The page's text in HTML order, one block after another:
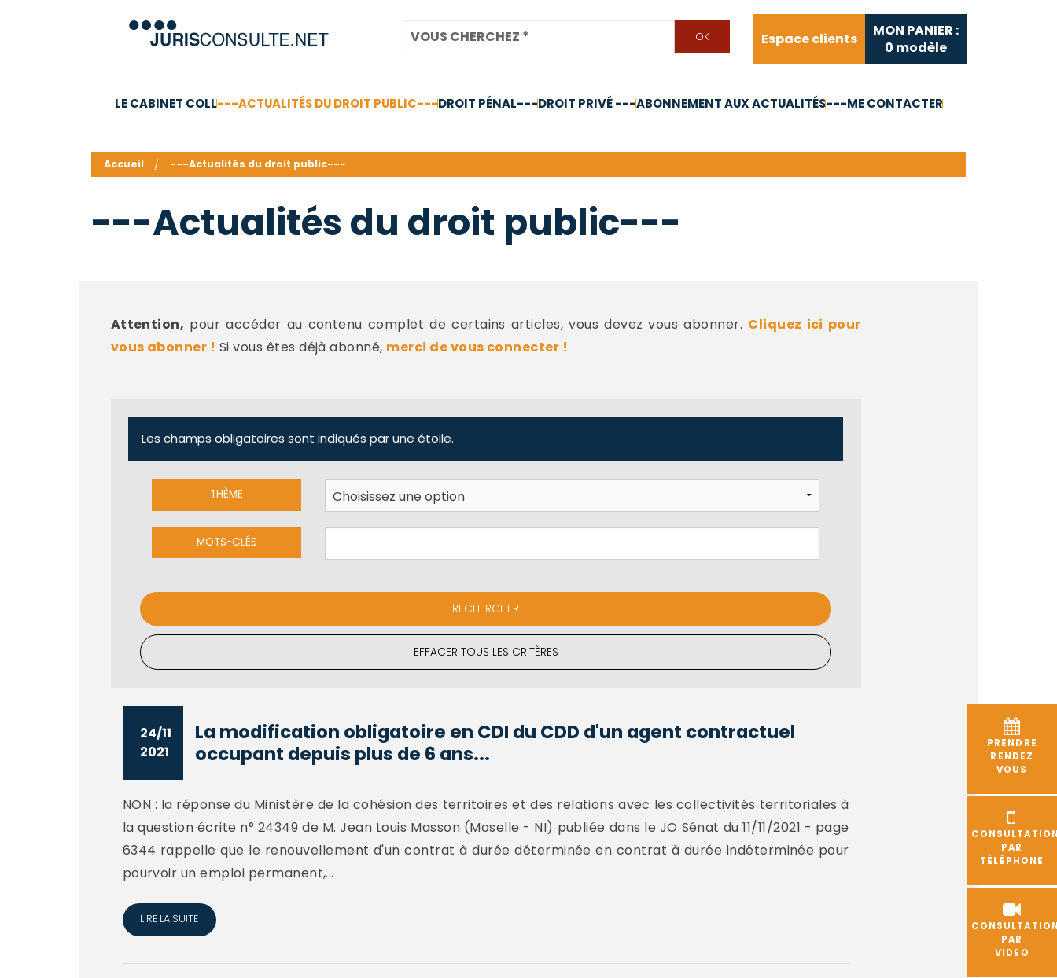
Espace clients
MON PANIER :
0 modèle
LE CABINET COLL---ACTUALITÉS DU DROIT PUBLIC---DROIT PÉNAL---DROIT PRIVÉ ---ABONNEMENT AUX ACTUALITÉS---ME CONTACTER
PRENDRE
RENDEZ
VOUS
PAR
TÉLÉPHONE
PAR
VIDEO
Accueil ---Actualités du droit public---
---Actualités du droit public---
Attention, pour accéder au contenu complet de certains articles, vous devez vous abonner. Cliquez ici pour
vous abonner ! Si vous êtes déjà abonné, merci de vous connecter !
Les champs obligatoires sont indiqués par une étoile.
THÈME
MOTS-CLÉS
EFFACER TOUS LES CRITÈRES
24/11
2021
La modification obligatoire en CDI du CDD d'un agent contractuel
occupant depuis plus de 6 ans...
NON : la réponse du Ministère de la cohésion des territoires et des relations avec les collectivités territoriales à
la question écrite n° 24349 de M. Jean Louis Masson (Moselle - NI) publiée dans le JO Sénat du 11/11/2021 - page
6344 rappelle que le renouvellement d'un contrat à durée déterminée en contrat à durée indéterminée pour
pourvoir un emploi permanent,...
LIRE LA SUITE